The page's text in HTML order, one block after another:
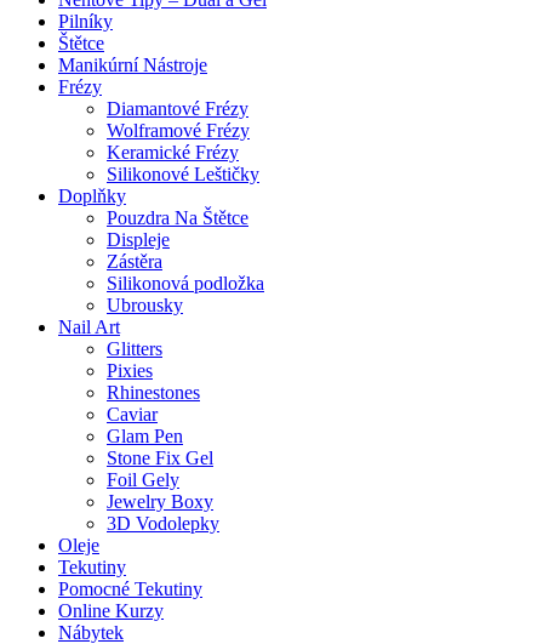
Pilníky
Štětce
Manikúrní Nástroje
Frézy
Diamantové Frézy
Wolframové Frézy
Keramické Frézy
Silikonové Leštičky
Doplňky
Pouzdra Na Štětce
Displeje
Zástěra
Silikonová podložka
Ubrousky
Nail Art
Glitters
Pixies
Rhinestones
Caviar
Glam Pen
Stone Fix Gel
Foil Gely
Jewelry Boxy
3D Vodolepky
Oleje
Tekutiny
Pomocné Tekutiny
Online Kurzy
Nábytek